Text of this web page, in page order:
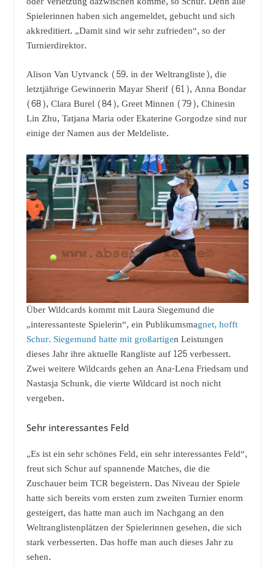
Spielerinnen haben sich angemeldet, gebucht und sich
akkreditiert. „Damit sind wir sehr zufrieden“, so der
Turnierdirektor.
Alison Van Uytvanck (59. in der Weltrangliste), die
letztjährige Gewinnerin Mayar Sherif (61), Anna Bondar
(68), Clara Burel (84), Greet Minnen (79), Chinesin
Lin Zhu, Tatjana Maria oder Ekaterine Gorgodze sind nur
einige der Namen aus der Meldeliste.
Über Wildcards kommt mit Laura Siegemund die
„interessanteste Spielerin“, ein Publikumsmagnet, hofft
Schur. Siegemund hatte mit großartigen Leistungen
dieses Jahr ihre aktuelle Rangliste auf 125 verbessert.
Zwei weitere Wildcards gehen an Ana-Lena Friedsam und
Nastasja Schunk, die vierte Wildcard ist noch nicht
vergeben.
Sehr interessantes Feld
„Es ist ein sehr schönes Feld, ein sehr interessantes Feld“,
freut sich Schur auf spannende Matches, die die
Zuschauer beim TCR begeistern. Das Niveau der Spiele
hatte sich bereits vom ersten zum zweiten Turnier enorm
gesteigert, das hatte man auch im Nachgang an den
Weltranglistenplätzen der Spielerinnen gesehen, die sich
stark verbesserten. Das hoffe man auch dieses Jahr zu
sehen.